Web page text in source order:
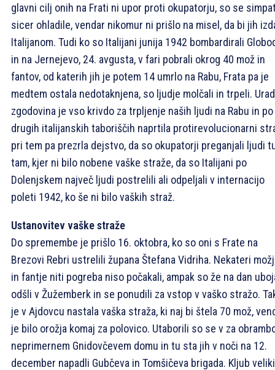
glavni cilj onih na Frati ni upor proti okupatorju, so se
sicer ohladile, vendar nikomur ni prišlo na misel, da bi jih
Italijanom. Tudi ko so Italijani junija 1942 bombardirali
in na Jernejevo, 24. avgusta, v fari pobrali okrog 40 mož in
fantov, od katerih jih je potem 14 umrlo na Rabu, Frata pa je
medtem ostala nedotaknjena, so ljudje molčali in trpeli.
zgodovina je vso krivdo za trpljenje naših ljudi na Rabu in po
drugih italijanskih taboriščih naprtila protirevolucionarni
pri tem pa prezrla dejstvo, da so okupatorji preganjali ljudi
tam, kjer ni bilo nobene vaške straže, da so Italijani po
Dolenjskem največ ljudi postrelili ali odpeljali v internacijo
poleti 1942, ko še ni bilo vaških straž.
Ustanovitev vaške straže
Do spremembe je prišlo 16. oktobra, ko so oni s Frate na
Brezovi Rebri ustrelili župana Štefana Vidriha. Nekateri
in fantje niti pogreba niso počakali, ampak so že na dan
odšli v Žužemberk in se ponudili za vstop v vaško stražo.
je v Ajdovcu nastala vaška straža, ki naj bi štela 70 mož,
je bilo orožja komaj za polovico. Utaborili so se v za
neprimernem Gnidovčevem domu in tu sta jih v noči na 12.
december napadli Gubčeva in Tomšičeva brigada. Kljub veliki